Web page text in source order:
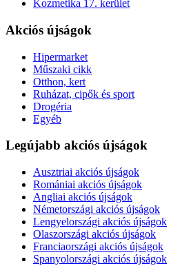
Kozmetika 17. kerület
Akciós újságok
Hipermarket
Műszaki cikk
Otthon, kert
Ruházat, cipők és sport
Drogéria
Egyéb
Legújabb akciós újságok
Ausztriai akciós újságok
Romániai akciós újságok
Angliai akciós újságok
Németországi akciós újságok
Lengyelországi akciós újságok
Olaszországi akciós újságok
Franciaországi akciós újságok
Spanyolországi akciós újságok